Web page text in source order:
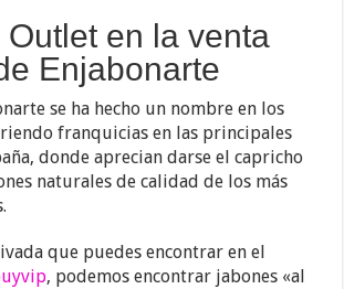
en la venta
Enjabonarte
se ha hecho un nombre en los
franquicias en las principales
donde aprecian darse el capricho
naturales de calidad de los más
que puedes encontrar en el
, podemos encontrar jabones «al